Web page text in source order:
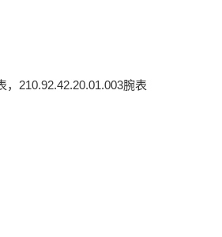
210.92.42.20.01.003腕表